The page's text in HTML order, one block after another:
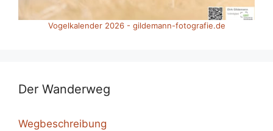
Vogelkalender 2026 - gildemann-fotografie.de
Der Wanderweg
Wegbeschreibung